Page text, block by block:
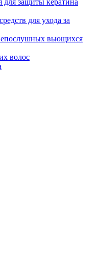
для защиты кератина
для ухода за
вьющихся
волос